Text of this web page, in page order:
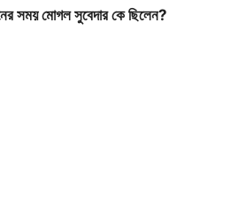
সময় মোগল সুবেদার কে ছিলেন?